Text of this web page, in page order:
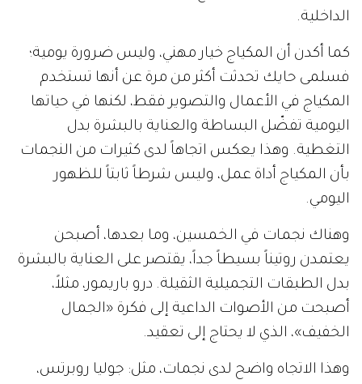
الداخلية.
كما أكدن أن المكياج خيار مهني، وليس ضرورة يومية؛
فسلمى حايك تحدثت أكثر من مرة عن أنها تستخدم
المكياج في الأعمال والتصوير فقط، لكنها في حياتها
اليومية تفضّل البساطة والعناية بالبشرة بدل
التغطية. وهذا يعكس اتجاهاً لدى كثيرات من النجمات
بأن المكياج أداة عمل، وليس شرطاً ثابتاً للظهور
اليومي.
وهناك نجمات في الخمسين، وما بعدها، أصبحن
يعتمدن روتيناً بسيطاً جداً، يقتصر على العناية بالبشرة
بدل الطبقات التجميلية الثقيلة. درو باريمور، مثلاً،
أصبحت من الأصوات الداعية إلى فكرة «الجمال
الخفيف»، الذي لا يحتاج إلى تعقيد.
وهذا الاتجاه واضح لدى نجمات، مثل: جوليا روبرتس،